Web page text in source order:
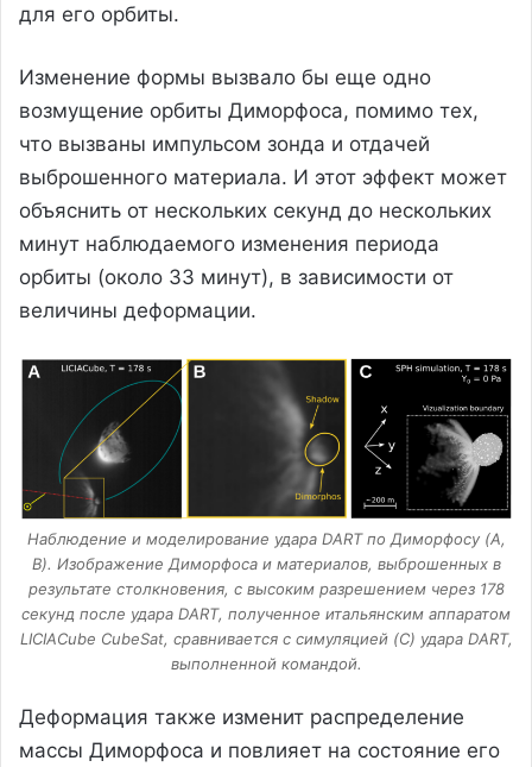
для его орбиты.
Изменение формы вызвало бы еще одно
возмущение орбиты Диморфоса, помимо тех,
что вызваны импульсом зонда и отдачей
выброшенного материала. И этот эффект может
объяснить от нескольких секунд до нескольких
минут наблюдаемого изменения периода
орбиты (около 33 минут), в зависимости от
величины деформации.
Наблюдение и моделирование удара DART по Диморфосу (A,
B). Изображение Диморфоса и материалов, выброшенных в
результате столкновения, с высоким разрешением через 178
секунд после удара DART, полученное итальянским аппаратом
LICIACube CubeSat, сравнивается с симуляцией (C) удара DART,
выполненной командой.
Деформация также изменит распределение
массы Диморфоса и повлияет на состояние его